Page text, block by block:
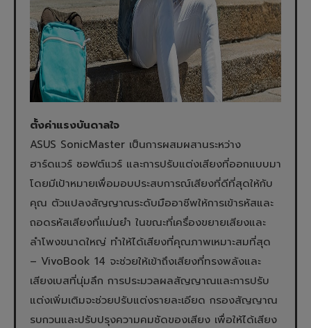
ตั้งค่าแรงบันดาลใจ
ASUS SonicMaster เป็นการผสมผสานระหว่าง
ฮาร์ดแวร์ ซอฟต์แวร์ และการปรับแต่งเสียงที่ออกแบบมา
โดยมีเป้าหมายเพื่อมอบประสบการณ์เสียงที่ดีที่สุดให้กับ
คุณ ตัวแปลงสัญญาณระดับมืออาชีพให้การเข้ารหัสและ
ถอดรหัสเสียงที่แม่นยำ ในขณะที่เครื่องขยายเสียงและ
ลำโพงขนาดใหญ่ ทำให้ได้เสียงที่คุณภาพเหมาะสมที่สุด
– VivoBook 14 จะช่วยให้เข้าถึงเสียงที่ทรงพลังและ
เสียงเบสที่นุ่มลึก การประมวลผลสัญญาณและการปรับ
แต่งเพิ่มเติมจะช่วยปรับแต่งรายละเอียด กรองสัญญาณ
รบกวนและปรับปรุงความคมชัดของเสียง เพื่อให้ได้เสียง